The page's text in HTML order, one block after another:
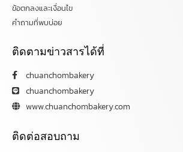
ข้อตกลงและเงื่อนไข
คำถามที่พบบ่อย
ติดตามข่าวสารได้ที่
chuanchombakery
chuanchombakery
www.chuanchombakery.com
ติดต่อสอบถาม